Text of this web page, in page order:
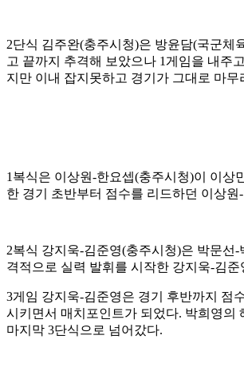
2단식 김주완(충주시청)은 방윤담(국군체
고 끝까지 추격해 보았으나 1게임을 내주
지만 이내 잡지못하고 경기가 그대로 마무
1복식은 이상원-한요셉(충주시청)이 이상
한 경기 초반부터 점수를 리드하던 이상원-
2복식 강지욱-김준영(충주시청)은 박문선-
격적으로 실력 발휘를 시작한 강지욱-김준
3게임 강지욱-김준영은 경기 후반까지 점
시키면서 매치포인트가 되었다. 박희영의
마지막 3단식으로 넘어갔다.